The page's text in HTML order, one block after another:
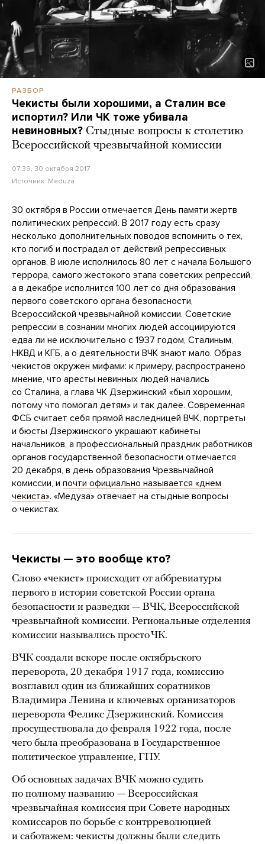
РАЗБОР
Чекисты были хорошими, а Сталин все
испортил? Или ЧК тоже убивала
невиновных? Стыдные вопросы к столетию
Всероссийской чрезвычайной комиссии
07:39, 30 октября 2017
Источник: Meduza
30 октября в России отмечается День памяти жертв
политических репрессий. В 2017 году есть сразу
несколько дополнительных поводов вспомнить о тех,
кто погиб и пострадал от действий репрессивных
органов. В июле исполнилось 80 лет с начала Большого
террора, самого жестокого этапа советских репрессий,
а в декабре исполнится 100 лет со дня образования
первого советского органа безопасности,
Всероссийской чрезвычайной комиссии. Советские
репрессии в сознании многих людей ассоциируются
едва ли не исключительно с 1937 годом, Сталиным,
НКВД и КГБ, а о деятельности ВЧК знают мало. Образ
чекистов окружен мифами: к примеру, распространено
мнение, что аресты невинных людей начались
со Сталина, а глава ЧК Дзержинский «был хорошим,
потому что помогал детям» и так далее. Современная
ФСБ считает себя прямой наследницей ВЧК, портреты
и бюсты Дзержинского украшают кабинеты
начальников, а профессиональный праздник работников
органов государственной безопасности отмечается
20 декабря, в день образования Чрезвычайной
комиссии, и почти официально называется «днем
чекиста». «Медуза» отвечает на стыдные вопросы
о чекистах.
Чекисты — это вообще кто?
Слово «чекист» происходит от аббревиатуры
первого в истории советской России органа
безопасности и разведки — ВЧК, Всероссийской
чрезвычайной комиссии. Региональные отделения
комиссии назывались просто ЧК.
ВЧК создали вскоре после октябрьского
переворота, 20 декабря 1917 года, комиссию
возглавил один из ближайших соратников
Владимира Ленина и ключевых организаторов
переворота Феликс Дзержинский. Комиссия
просуществовала до февраля 1922 года, после
чего была преобразована в Государственное
политическое управление, ГПУ.
Об основных задачах ВЧК можно судить
по полному названию — Всероссийская
чрезвычайная комиссия при Совете народных
комиссаров по борьбе с контрреволюцией
и саботажем: чекисты должны были следить